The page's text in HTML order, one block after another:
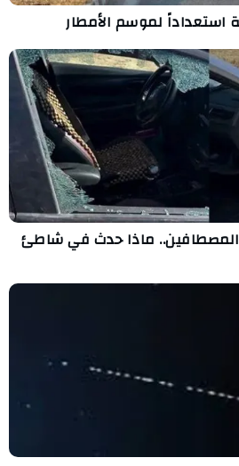
استعداداً لموسم الأمطار
ماذا حدث في شاطئ